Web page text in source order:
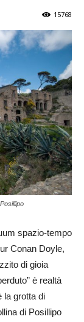
15768
spazio-tempo
Conan Doyle,
di gioia
è realtà
la grotta di
di Posillipo